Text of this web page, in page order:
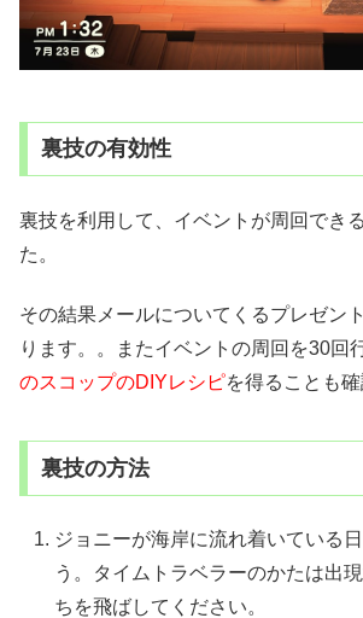
裏技の有効性
裏技を利用して、イベントが周回でき
た。
その結果メールについてくるプレゼン
ります。。またイベントの周回を30回
のスコップのDIYレシピを得ることも
裏技の方法
ジョニーが海岸に流れ着いている
う。タイムトラベラーのかたは出
ちを飛ばしてください。